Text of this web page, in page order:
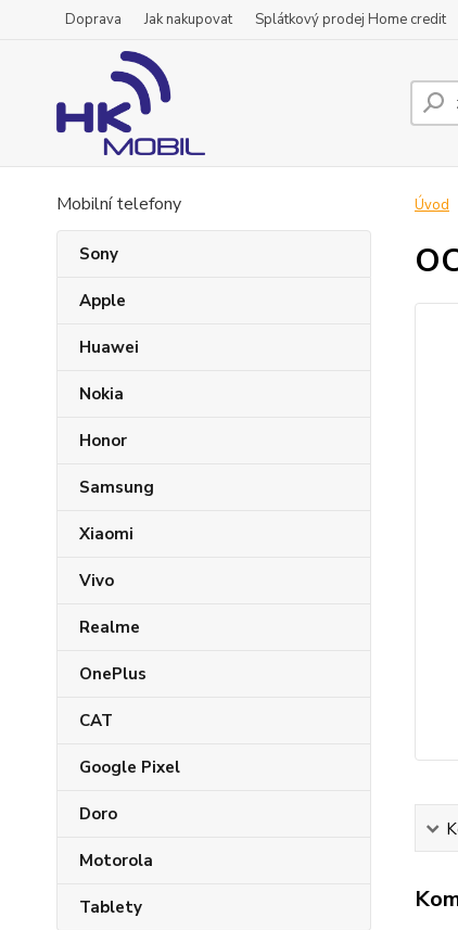
Doprava Jak nakupovat Splátkový prodej Home credit
Mobilní telefony
Sony
Apple
Huawei
Nokia
Honor
Samsung
Xiaomi
Vivo
Realme
OnePlus
CAT
Google Pixel
Doro
Motorola
Tablety
Úvod